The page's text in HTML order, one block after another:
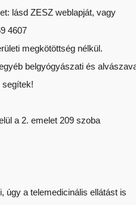
szűrő
Share
lásd ZESZ weblapját, vagy
4607
megkötöttség nélkül.
belgyógyászati és
segítek!
a 2. emelet 209 szoba
úgy a telemedicinális ellátást is